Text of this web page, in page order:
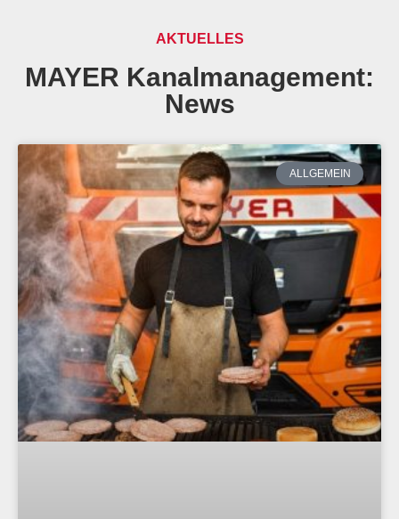
AKTUELLES
MAYER Kanalmanagement:
News
ALLGEMEIN